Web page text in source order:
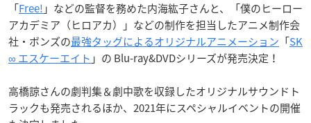
「Free! 」などの監督を務めた内海紘子さんと、「僕のヒーロー
アカデミア（ヒロアカ）」などの制作を担当したアニメ制作会
社・ボンズの最強タッグによるオリジナルアニメーション 「SK
∞ エスケーエイト 」の Blu-ray&DVDシリーズが発売決定！
高橋諒さんの劇判集＆劇中歌を収録したオリジナルサウンドト
ラックも発売されるほか、2021年にスペシャルイベントの開催